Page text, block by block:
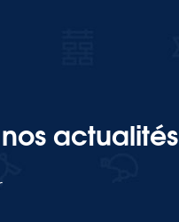
actualités